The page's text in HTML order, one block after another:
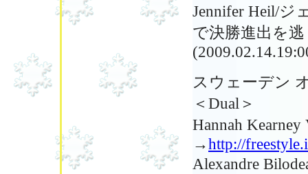
Jennifer Heil/ジ
で決勝進出を
スウェーデン
＜Dual＞
Hannah
→http://
Alexandre